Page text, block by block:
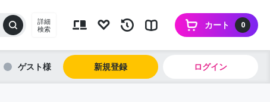
詳細
検索
0
カート
ゲスト 新規登録 ログイン